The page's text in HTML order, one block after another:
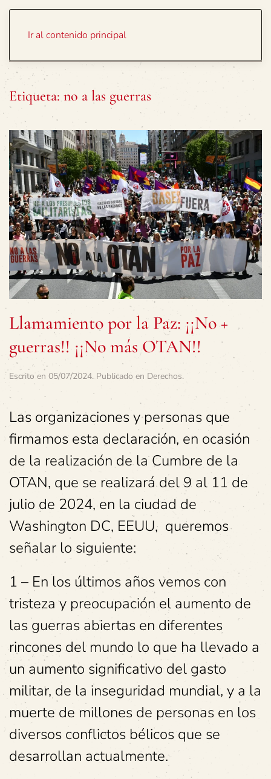
Ir al contenido principal
Etiqueta: no a las guerras
Llamamiento por la Paz: ¡¡No +
guerras!! ¡¡No más OTAN!!
Escrito en 05/07/2024. Publicado en Derechos.
Las organizaciones y personas que
firmamos esta declaración, en ocasión
de la realización de la Cumbre de la
OTAN, que se realizará del 9 al 11 de
julio de 2024, en la ciudad de
Washington DC, EEUU, queremos
señalar lo siguiente:
1 – En los últimos años vemos con
tristeza y preocupación el aumento de
las guerras abiertas en diferentes
rincones del mundo lo que ha llevado a
un aumento significativo del gasto
militar, de la inseguridad mundial, y a la
muerte de millones de personas en los
diversos conflictos bélicos que se
desarrollan actualmente.